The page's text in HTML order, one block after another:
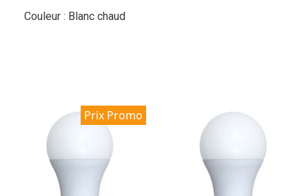
Couleur : Blanc chaud
Prix Promo